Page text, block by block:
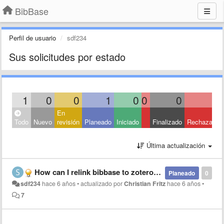
BibBase
Perfil de usuario sdf234
Sus solicitudes por estado
1 0 0 1 0 0 0
Todo Nuevo
En
revisión Planeado Iniciado Finalizado Rechazado
Última actualización
0
Planeado
How can I relink bibbase to zotero after zotero API key was deleted?
sdf234 hace 6 años•actualizado porChristian Fritz hace 6 años•
7